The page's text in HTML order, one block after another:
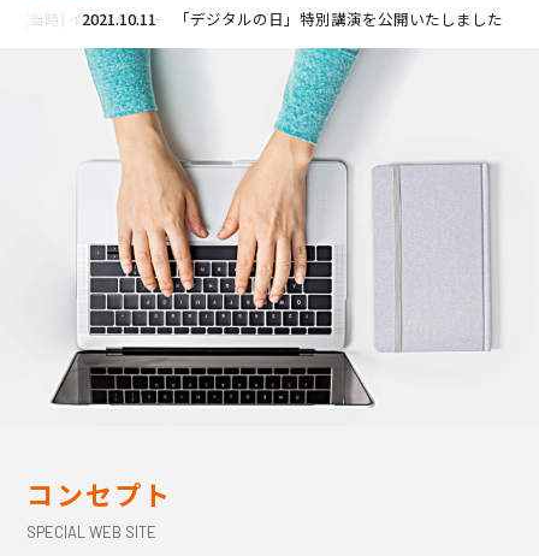
2021.10.11 「デジタルの日」特別講演を公開いたしました
コンセプト
SPECIAL WEB SITE